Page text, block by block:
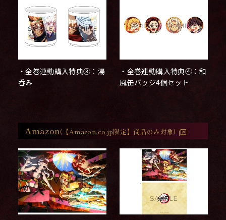
・全巻連動購入特典③：湯
呑み
・全巻連動購入特典④：和
風缶バッジ4個セット
Amazon(【Amazon.co.jp限定】商品のみ対象)